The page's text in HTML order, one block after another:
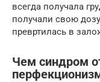
всегда получала
получали свою
превртилась в
Чем синдром